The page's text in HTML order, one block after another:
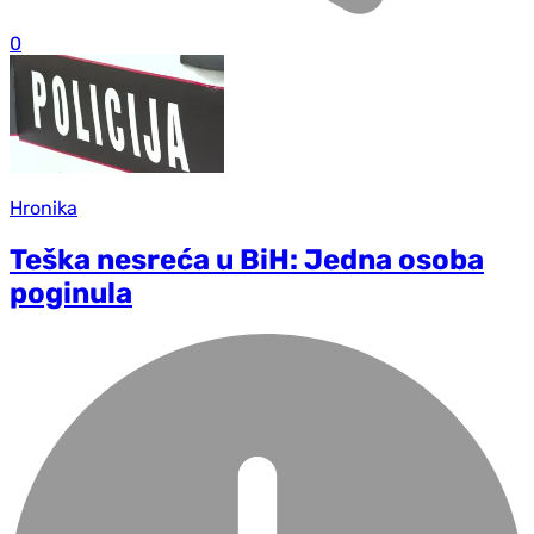
0
Hronika
Teška nesreća u BiH: Jedna osoba
poginula